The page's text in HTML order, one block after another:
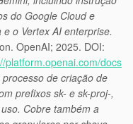
do Google Cloud e
o Vertex AI enterprise.
OpenAI; 2025. DOI:
platform.openai.com/docs
de criação de
prefixos sk- e sk-proj-,
Cobre também a